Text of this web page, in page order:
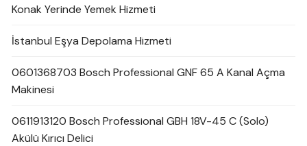
Konak Yerinde Yemek Hizmeti
İstanbul Eşya Depolama Hizmeti
0601368703 Bosch Professional GNF 65 A Kanal Açma
Makinesi
0611913120 Bosch Professional GBH 18V-45 C (Solo)
Akülü Kırıcı Delici